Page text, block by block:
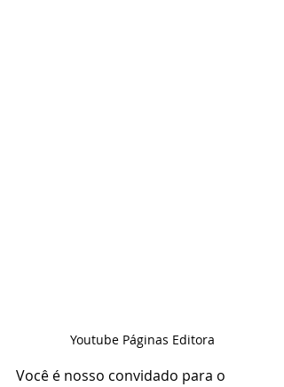
Youtube Páginas Editora
Você é nosso convidado para o